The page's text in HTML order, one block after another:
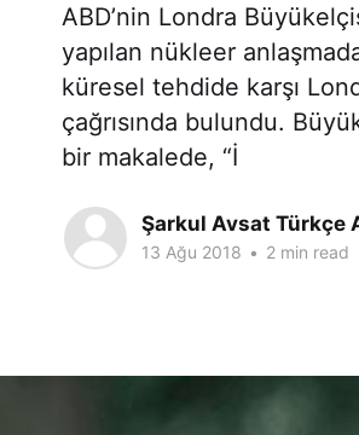
ABD’nin Londra
yapılan nükleer
küresel tehdide karşı
çağrısında bulundu.
bir makalede, “İ
Şarkul Avsat Türkçe
13 Ağu 2018 • 2 min read